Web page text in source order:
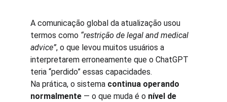
A comunicação global da atualização usou
termos como “restrição de legal and medical
advice”, o que levou muitos usuários a
interpretarem erroneamente que o ChatGPT
teria “perdido” essas capacidades.
Na prática, o sistema continua operando
normalmente — o que muda é o nível de